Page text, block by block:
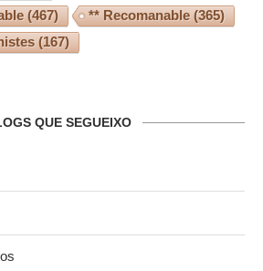
(467) ** Recomanable(365)
(167)
QUE SEGUEIXO